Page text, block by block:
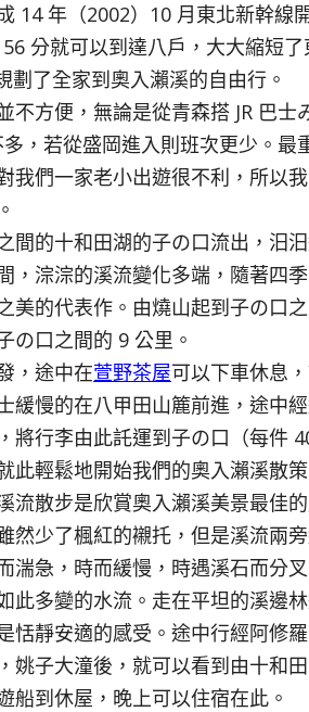
14 年（2002）10 月東北新幹線
分就可以到達八戶，大大縮短
了全家到奧入瀨溪的自由行。
方便，無論是從青森搭 JR 巴士
，若從盛岡進入則班次更少。最
我們一家老小出遊很不利，所以
的十和田湖的子の口流出，汨
，淙淙的溪流變化多端，隨著四
美的代表作。由燒山起到子の口
の口之間的 9 公里。
，途中在萱野茶屋可以下車休息
緩慢的在八甲田山簏前進，途中
將行李由此託運到子の口（每件
此輕鬆地開始我們的奧入瀨溪散策
散步是欣賞奧入瀨溪美景最佳
然少了楓紅的襯托，但是溪流兩
湍急，時而緩慢，時遇溪石而分
此多變的水流。走在平坦的溪邊
恬靜安適的感受。途中行經阿修
姚子大潼後，就可以看到由十和
船到休屋，晚上可以住宿在此。